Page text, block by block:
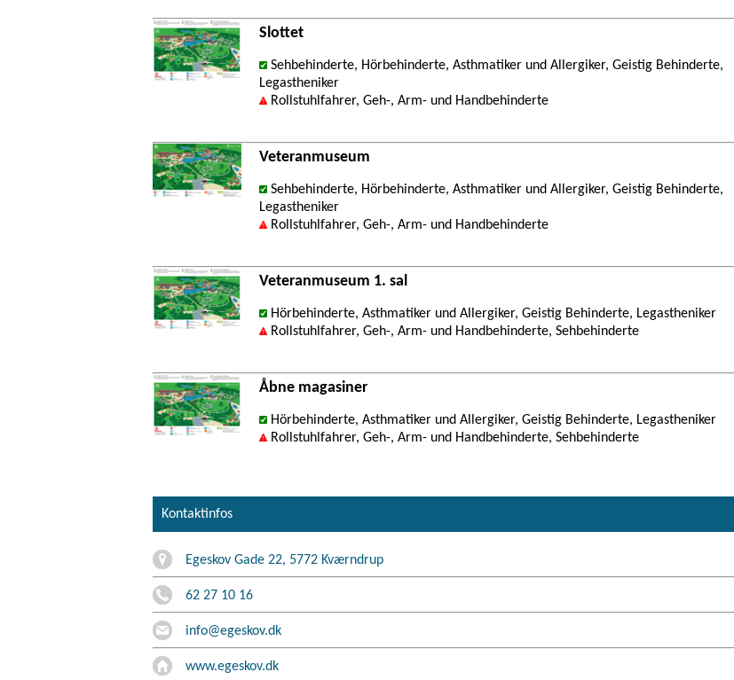
Slottet
Sehbehinderte, Hörbehinderte, Asthmatiker und Allergiker, Geistig Behinderte,
Legastheniker
Rollstuhlfahrer, Geh-, Arm- und Handbehinderte
Veteranmuseum
Sehbehinderte, Hörbehinderte, Asthmatiker und Allergiker, Geistig Behinderte,
Legastheniker
Rollstuhlfahrer, Geh-, Arm- und Handbehinderte
Veteranmuseum 1. sal
Hörbehinderte, Asthmatiker und Allergiker, Geistig Behinderte, Legastheniker
Rollstuhlfahrer, Geh-, Arm- und Handbehinderte, Sehbehinderte
Åbne magasiner
Hörbehinderte, Asthmatiker und Allergiker, Geistig Behinderte, Legastheniker
Rollstuhlfahrer, Geh-, Arm- und Handbehinderte, Sehbehinderte
Kontaktinfos
Egeskov Gade 22, 5772 Kværndrup
62 27 10 16
info@egeskov.dk
www.egeskov.dk